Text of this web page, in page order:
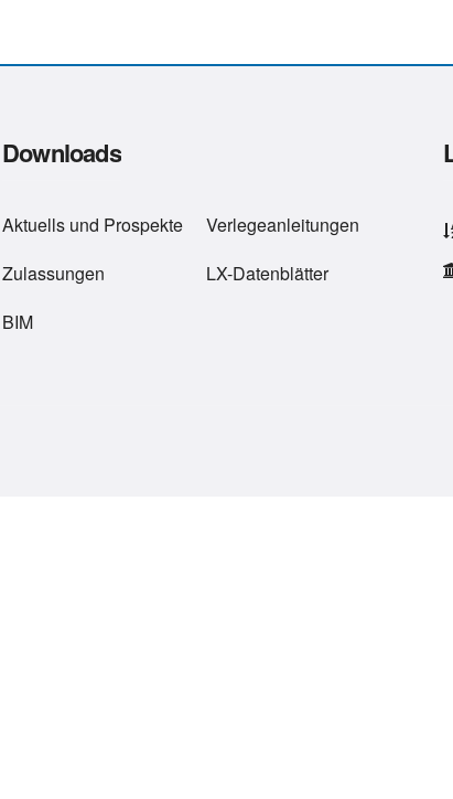
Downloads
Aktuells und Prospekte
Verlegeanleitungen
Zulassungen
LX-Datenblätter
BIM